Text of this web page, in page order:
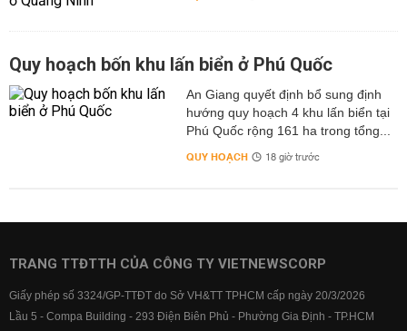
Quy hoạch bốn khu lấn biển ở Phú Quốc
An Giang quyết định bổ sung định
hướng quy hoạch 4 khu lấn biển tại
Phú Quốc rộng 161 ha trong tổng...
QUY HOẠCH 18 giờ trước
TRANG TTĐTTH CỦA CÔNG TY VIETNEWSCORP
Giấy phép số 3324/GP-TTĐT do Sở VH&TT TPHCM cấp ngày 20/3/2026
Lầu 5 - Compa Building - 293 Điện Biên Phủ - Phường Gia Định - TP.HCM